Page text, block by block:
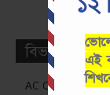
এই
বিভাগসমূহ
AC Circuit MCQ